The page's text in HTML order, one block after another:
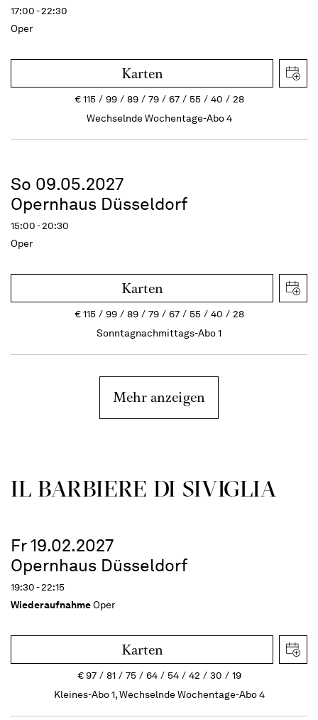
17:00 - 22:30
Oper
Karten
€115 99 89 79 67 55 40
28
Wechselnde Wochentage-Abo 4
So 09.05.2027
Opernhaus Düsseldorf
15:00 - 20:30
Oper
Karten
€115 99 89 79 67 55 40
28
Sonntagnachmittags-Abo 1
Mehr anzeigen
IL BARBIERE DI SIVIGLIA
Fr 19.02.2027
Opernhaus Düsseldorf
19:30 - 22:15
WiederaufnahmeOper
Karten
€97 81 75 64 54 42 30
19
Kleines-Abo 1, Wechselnde Wochentage-Abo 4